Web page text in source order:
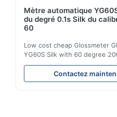
Mètre automatique
du degré 0.1s Silk du
60
Low cost cheap Glossmeter
YG60S Silk with 60 degree
measurement YG60S 60°
Meter can test material with
200Gu), and universally
Contactez